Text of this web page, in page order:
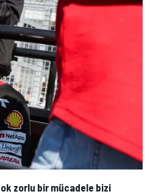
zorlu bir mücadele bizi